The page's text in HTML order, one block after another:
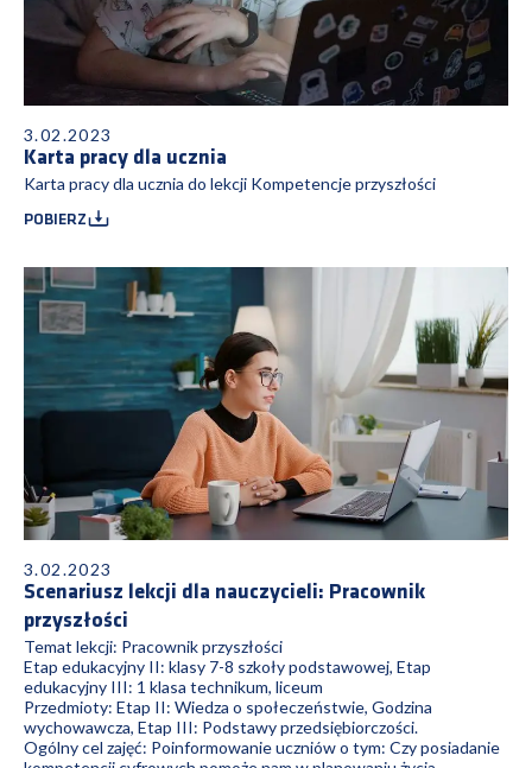
3.02.2023
Karta pracy dla ucznia
Karta pracy dla ucznia do lekcji Kompetencje przyszłości
POBIERZ
3.02.2023
Scenariusz lekcji dla nauczycieli: Pracownik
przyszłości
Temat lekcji: Pracownik przyszłości
Etap edukacyjny II: klasy 7-8 szkoły podstawowej, Etap
edukacyjny III: 1 klasa technikum, liceum
Przedmioty: Etap II: Wiedza o społeczeństwie, Godzina
wychowawcza, Etap III: Podstawy przedsiębiorczości.
Ogólny cel zajęć: Poinformowanie uczniów o tym: Czy posiadanie